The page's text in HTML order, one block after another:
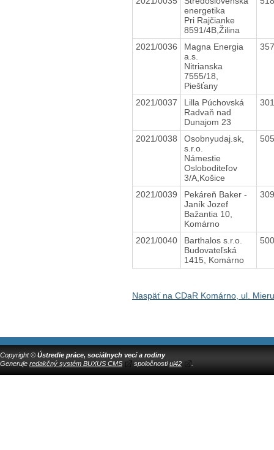
energetika
Pri Rajčianke
8591/4B,Žilina
2021/0036
Magna Energia
a.s.
Nitrianska
7555/18,
Piešťany
2021/0037
Lilla Púchovská
Radvaň nad
Dunajom 23
2021/0038
Osobnyudaj.sk,
s.r.o.
Námestie
Osloboditeľov
3/A,Košice
2021/0039
Pekáreň Baker -
Janík Jozef
Bažantia 10,
Komárno
2021/0040
Barthalos s.r.o.
Budovateľská
1415, Komárno
Naspäť na CDaR Komárno, ul.
Copyright © Ústredie práce, sociálnych vecí a rodiny
Generuje redakčný systém BUXUS CMS spoločnostiui42